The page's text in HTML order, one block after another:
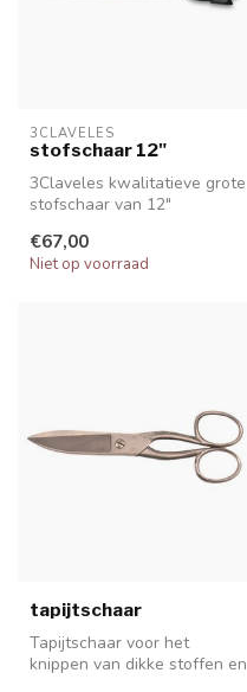
3CLAVELES
stofschaar 12"
3Claveles kwalitatieve grote
stofschaar van 12"
€67,00
Niet op voorraad
tapijtschaar
Tapijtschaar voor het
knippen van dikke stoffen en